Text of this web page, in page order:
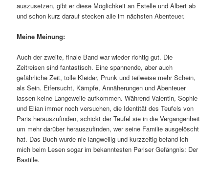
auszusetzen, gibt er diese Möglichkeit an Estelle und Albert ab
und schon kurz darauf stecken alle im nächsten Abenteuer.
Meine Meinung:
Auch der zweite, finale Band war wieder richtig gut. Die
Zeitreisen sind fantastisch. Eine spannende, aber auch
gefährliche Zeit, tolle Kleider, Prunk und teilweise mehr Schein,
als Sein. Eifersucht, Kämpfe, Annäherungen und Abenteuer
lassen keine Langeweile aufkommen. Während Valentin, Sophie
und Elian immer noch versuchen, die Identität des Teufels von
Paris herauszufinden, schickt der Teufel sie in die Vergangenheit
um mehr darüber herauszufinden, wer seine Familie ausgelöscht
hat. Das Buch wurde nie langweilig und kurzzeitig befand ich
mich beim Lesen sogar im bekanntesten Pariser Gefängnis: Der
Bastille.